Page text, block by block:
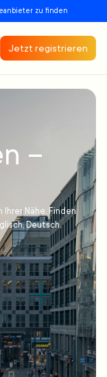
zu finden
Jetzt registrieren
–
Nähe. Finden
Deutsch,